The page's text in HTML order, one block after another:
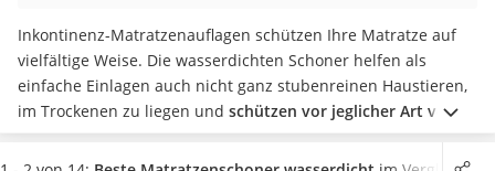
Konferenzmikrofon
Klappmatratze
Duschkopf mit Kalkfilter
Aktenvernichter Sicherheitsstufe 4
Bettgitter
Inkontinenz-Matratzenauflagen schützen Ihre Matratze auf
vielfältige Weise. Die wasserdichten Schoner helfen als
einfache Einlagen auch nicht ganz stubenreinen Haustieren,
im Trockenen zu liegen und schützen vor jeglicher Art von
Flüssigkeit und Schmutz. So lässt sich das nächste Frühstück
im Bett - ganz entspannt mit Kaffee und Orangensaft -